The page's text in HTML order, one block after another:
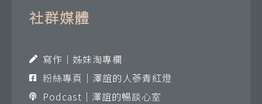
社群媒體
寫作｜姊妹淘專欄
粉絲專頁｜澤誼的人蔘青紅燈
Podcast｜澤誼的暢談心室